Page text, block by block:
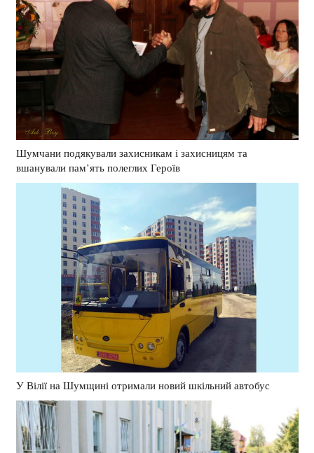
Шумчани подякували захисникам і захисницям та
вшанували пам’ять полеглих Героїв
У Вілії на Шумщині отримали новий шкільний автобус